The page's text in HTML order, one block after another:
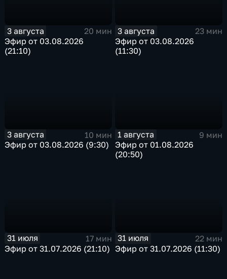
3 августа
20 мин
Эфир от 03.08.2026
(21:10)
3 августа
23 мин
Эфир от 03.08.2026
(11:30)
3 августа
10 мин
Эфир от 03.08.2026 (9:30)
1 августа
9 мин
Эфир от 01.08.2026
(20:50)
31 июля
17 мин
Эфир от 31.07.2026 (21:10)
31 июля
22 мин
Эфир от 31.07.2026 (11:30)